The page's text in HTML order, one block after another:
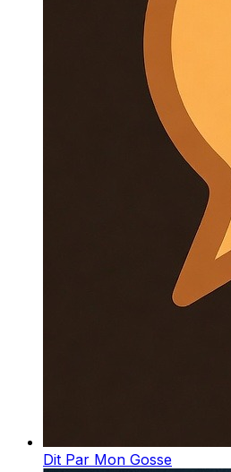
Dit Par Mon Gosse